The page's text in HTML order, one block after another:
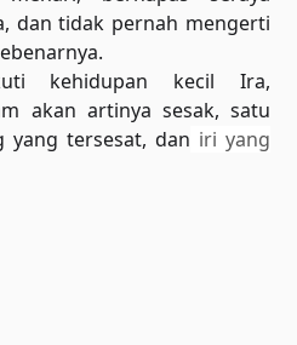
dan tidak pernah mengerti
kehidupan kecil Ira,
akan artinya sesak, satu
yang tersesat, dan iri yang